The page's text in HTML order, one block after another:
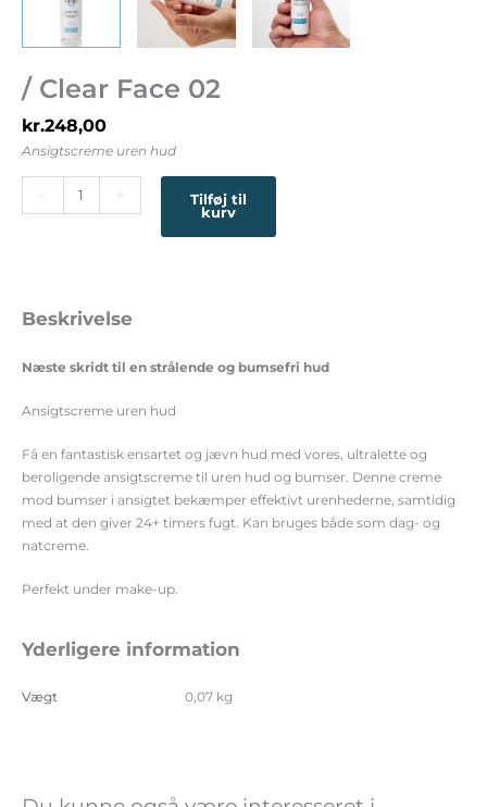
/ Clear Face 02
kr.248,00
Ansigtscreme uren hud
Tilføj til
kurv
Beskrivelse
Næste skridt til en strålende og bumsefri hud
Ansigtscreme uren hud
Få en fantastisk ensartet og jævn hud med vores, ultralette og
beroligende ansigtscreme til uren hud og bumser. Denne creme
mod bumser i ansigtet bekæmper effektivt urenhederne, samtidig
med at den giver 24+ timers fugt. Kan bruges både som dag- og
natcreme.
Perfekt under make-up.
Yderligere information
Vægt 0,07 kg